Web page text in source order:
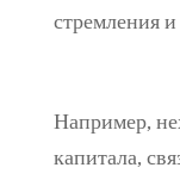
стремления
Например,
капитала,